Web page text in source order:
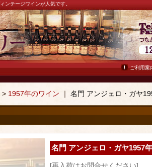
ンテージワインが人気です。
ご利用案
> 1957年のワイン ｜ 名門 アンジェロ・ガヤ
名門 アンジェロ・ガヤ1957年